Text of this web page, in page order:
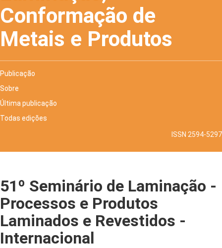
Conformação de
Metais e Produtos
Publicação
Sobre
Última publicação
Todas edições
ISSN 2594-5297
51º Seminário de Laminação -
Processos e Produtos
Laminados e Revestidos -
Internacional